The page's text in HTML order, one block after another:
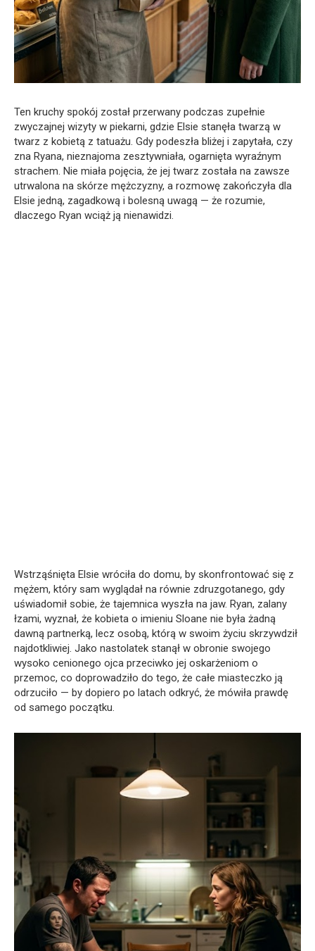
Ten kruchy spokój został przerwany podczas zupełnie
zwyczajnej wizyty w piekarni, gdzie Elsie stanęła twarzą w
twarz z kobietą z tatuażu. Gdy podeszła bliżej i zapytała, czy
zna Ryana, nieznajoma zesztywniała, ogarnięta wyraźnym
strachem. Nie miała pojęcia, że jej twarz została na zawsze
utrwalona na skórze mężczyzny, a rozmowę zakończyła dla
Elsie jedną, zagadkową i bolesną uwagą — że rozumie,
dlaczego Ryan wciąż ją nienawidzi.
Wstrząśnięta Elsie wróciła do domu, by skonfrontować się z
mężem, który sam wyglądał na równie zdruzgotanego, gdy
uświadomił sobie, że tajemnica wyszła na jaw. Ryan, zalany
łzami, wyznał, że kobieta o imieniu Sloane nie była żadną
dawną partnerką, lecz osobą, którą w swoim życiu skrzywdził
najdotkliwiej. Jako nastolatek stanął w obronie swojego
wysoko cenionego ojca przeciwko jej oskarżeniom o
przemoc, co doprowadziło do tego, że całe miasteczko ją
odrzuciło — by dopiero po latach odkryć, że mówiła prawdę
od samego początku.